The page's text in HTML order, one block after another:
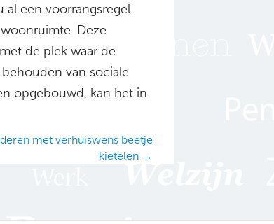
een voorrangsregel
Deze
de plek waar de
van sociale
opgebouwd, kan het in
met verhuiswens beetje
kietelen →